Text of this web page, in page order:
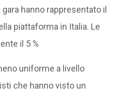
hanno rappresentato il
piattaforma in Italia. Le
il 5 %
uniforme a livello
che hanno visto un